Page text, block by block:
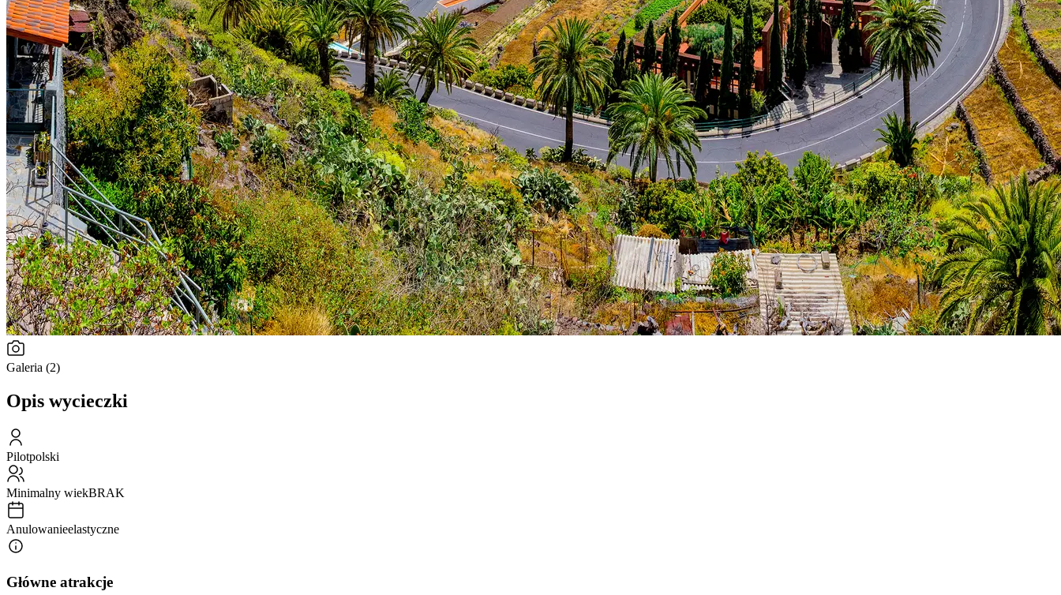
Galeria (2)
Opis wycieczki
Pilotpolski
Minimalny wiekBRAK
Anulowanieelastyczne
Główne atrakcje